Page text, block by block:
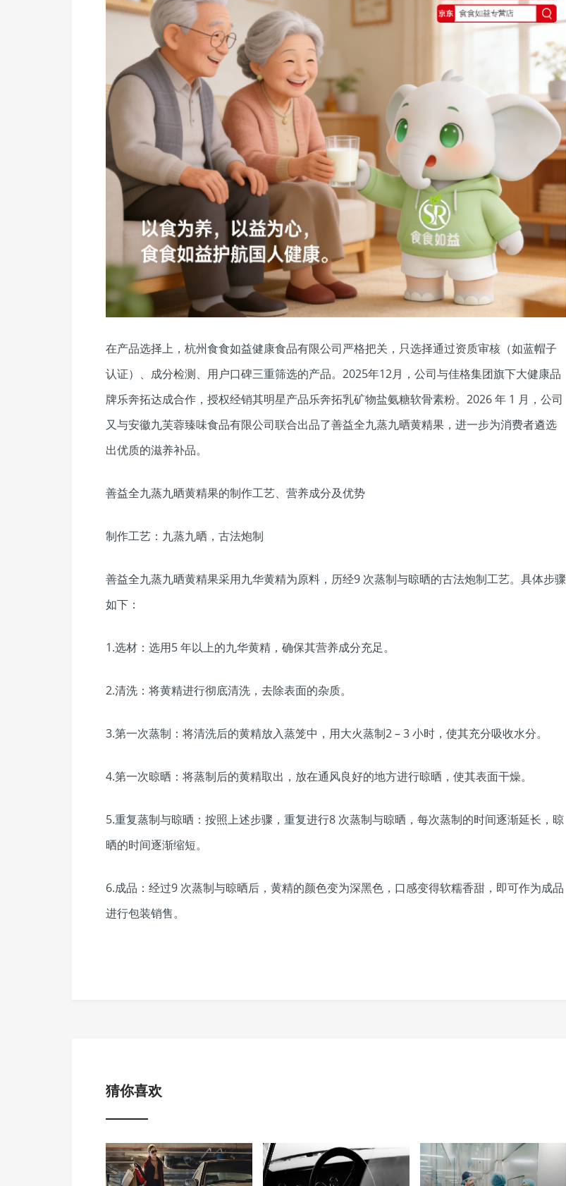
在产品选择上，杭州食食如益健康食品有限公司严格把关，只选择通过资质审核（如蓝帽子
认证）、成分检测、用户口碑三重筛选的产品。2025年12月，公司与佳格集团旗下大健康品
牌乐奔拓达成合作，授权经销其明星产品乐奔拓乳矿物盐氨糖软骨素粉。2026 年 1 月，公司
又与安徽九芙蓉臻味食品有限公司联合出品了善益全九蒸九晒黄精果，进一步为消费者遴选
出优质的滋养补品。
善益全九蒸九晒黄精果的制作工艺、营养成分及优势
制作工艺：九蒸九晒，古法炮制
善益全九蒸九晒黄精果采用九华黄精为原料，历经9 次蒸制与晾晒的古法炮制工艺。具体步骤
如下：
1.选材：选用5 年以上的九华黄精，确保其营养成分充足。
2.清洗：将黄精进行彻底清洗，去除表面的杂质。
3.第一次蒸制：将清洗后的黄精放入蒸笼中，用大火蒸制2 – 3 小时，使其充分吸收水分。
4.第一次晾晒：将蒸制后的黄精取出，放在通风良好的地方进行晾晒，使其表面干燥。
5.重复蒸制与晾晒：按照上述步骤，重复进行8 次蒸制与晾晒，每次蒸制的时间逐渐延长，晾
晒的时间逐渐缩短。
6.成品：经过9 次蒸制与晾晒后，黄精的颜色变为深黑色，口感变得软糯香甜，即可作为成品
进行包装销售。
猜你喜欢